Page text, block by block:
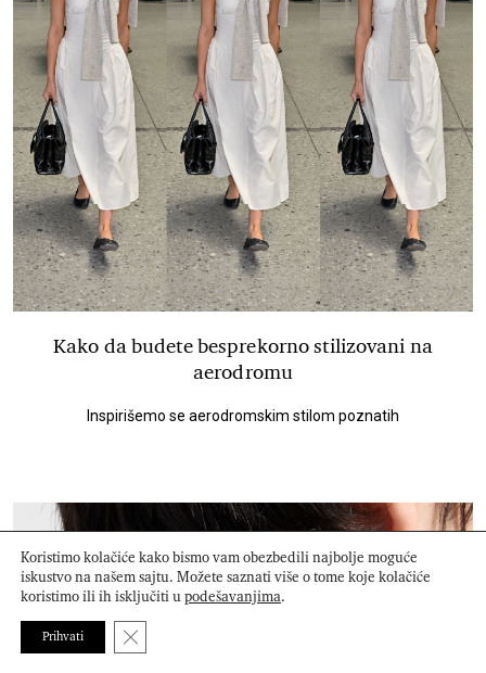
Kako da budete besprekorno stilizovani na
aerodromu
Inspirišemo se aerodromskim stilom poznatih
Koristimo kolačiće kako bismo vam obezbedili najbolje moguće
iskustvo na našem sajtu. Možete saznati više o tome koje kolačiće
koristimo ili ih isključiti upodešavanjima.
Prihvati Close GDPR Cookie Banner